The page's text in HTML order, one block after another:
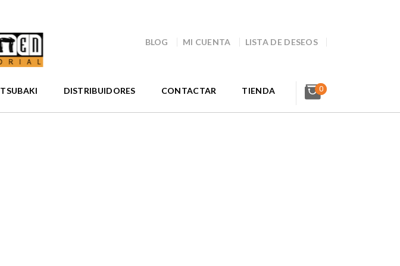
BLOG MI CUENTA LISTA DE DESEOS
TSUBAKI DISTRIBUIDORES CONTACTAR TIENDA 0